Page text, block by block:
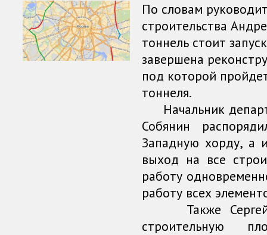
По словам
строительства
тоннель стоит
завершена
под которой
тоннеля.
Начальник
Собянин
Западную хорду, а
выход на все
работу
работу всех
Также Сергей
строительную